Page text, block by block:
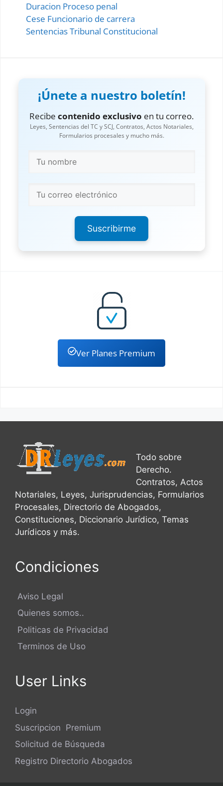
Duracion Proceso penal
Cese Funcionario de carrera
Sentencias Tribunal Constitucional
¡Únete a nuestro boletín!
Recibe contenido exclusivo en tu correo.
Leyes, Sentencias del TC y SCJ, Contratos, Actos Notariales,
Formularios procesales y mucho más.
Suscribirme
Ver Planes Premium
Todo sobre
Derecho.
Contratos, Actos
Notariales, Leyes, Jurisprudencias, Formularios
Procesales, Directorio de Abogados,
Constituciones, Diccionario Jurídico, Temas
Jurídicos y más.
Condiciones
Aviso Legal
Quienes somos..
Politicas de Privacidad
Terminos de Uso
User Links
Login
Suscripcion Premium
Solicitud de Búsqueda
Registro Directorio Abogados